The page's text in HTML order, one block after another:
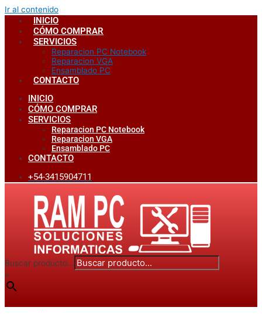
Ir al contenido
INICIO
CÓMO COMPRAR
SERVICIOS
Reparacion PC Notebook
Reparacion VGA
Ensamblado PC
CONTACTO
INICIO
CÓMO COMPRAR
SERVICIOS
Reparacion PC Notebook
Reparacion VGA
Ensamblado PC
CONTACTO
+54-3415904711
Buscar producto...
×